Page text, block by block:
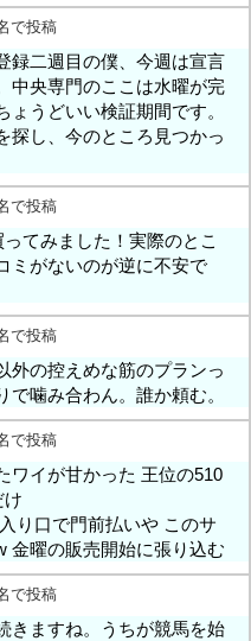
で投稿
録二週目の僕、今週は宣言
中央専門のここは水曜が完
うどいい検証期間です。
探し、今のところ見つかっ
で投稿
てみました！実際のとこ
ミがないのが逆に不安で
で投稿
外の控えめな筋のプランっ
噛み合わん。誰か頼む。
で投稿
ワイが甘かった 王位の510
け
り口で門前払いや このサ
金曜の販売開始に張り込む
で投稿
きますね。うちが競馬を始